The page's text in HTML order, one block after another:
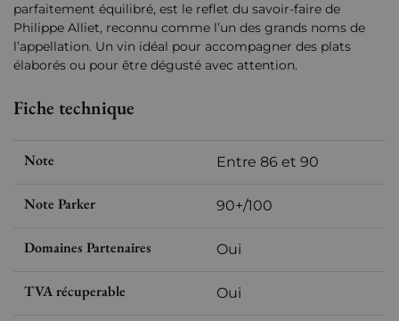
parfaitement équilibré, est le reflet du savoir-faire de
Philippe Alliet, reconnu comme l’un des grands noms de
l’appellation. Un vin idéal pour accompagner des plats
élaborés ou pour être dégusté avec attention.
Fiche technique
Note Entre 86 et 90
Note Parker 90+/100
Domaines Partenaires Oui
TVA récuperable Oui